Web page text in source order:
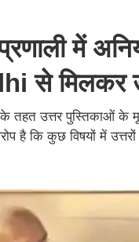
में
से मिलकर
तहत उत्तर पुस्तिकाओं के
है कि कुछ विषयों में